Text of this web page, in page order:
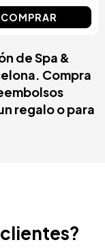
COMPRAR
de Spa &
Compra
regalo o para